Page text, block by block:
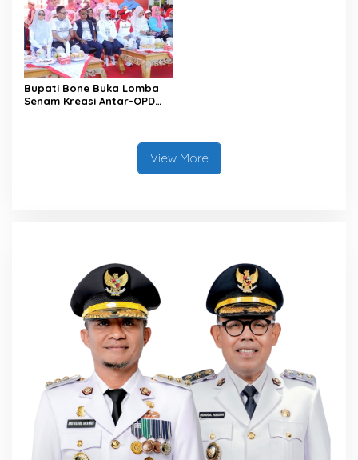
Bupati Bone Buka Lomba
Senam Kreasi Antar-OPD
View More